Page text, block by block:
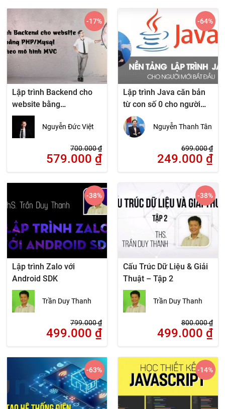
Lập trình Backend cho
website bằng
PHP/Mysql theo mô hình
MVC
Nguyễn Đức Việt
700.000₫
579.000 ₫
-17%
Lập trình Java căn bản
từ con số 0 cho người
mới bắt đầu
Nguyễn Thanh Tân
699.000₫
249.000 ₫
-64%
Lập trình Zalo với
Android SDK
Trần Duy Thanh
799.000₫
499.000 ₫
-38%
Cấu Trúc Dữ Liệu & Giải
Thuật – Tập 2
Trần Duy Thanh
800.000₫
499.000 ₫
-38%
-63% -14%